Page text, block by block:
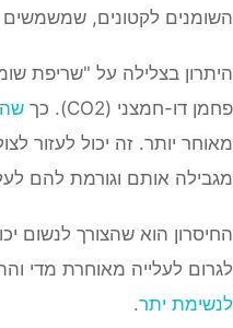
השומנים לקטונים, שמשמשים
היתרון בצלילה על "שריפת
פחמן דו-חמצני (CO2). כך
מאוחר יותר. זה יכול לעזור
מגבילה אותם וגורמת להם
החיסרון הוא שהצורך לנשום
לגרום לעלייה מאוחרת מדי
לנשימת יתר.